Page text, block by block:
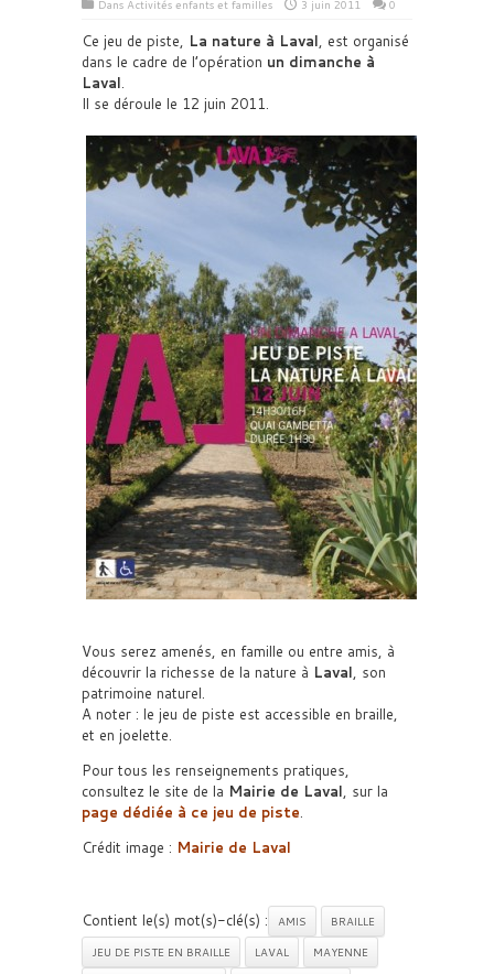
Dans Activités enfants et familles 3 juin 2011 0
Ce jeu de piste, La nature à Laval, est organisé
dans le cadre de l’opération un dimanche à
Laval.
Il se déroule le 12 juin 2011.
Vous serez amenés, en famille ou entre amis, à
découvrir la richesse de la nature à Laval, son
patrimoine naturel.
A noter : le jeu de piste est accessible en braille,
et en joelette.
Pour tous les renseignements pratiques,
consultez le site de la Mairie de Laval, sur la
page dédiée à ce jeu de piste.
Crédit image : Mairie de Laval
Contient le(s) mot(s)-clé(s) : AMIS
BRAILLE
JEU DE PISTE EN BRAILLE
LAVAL
MAYENNE